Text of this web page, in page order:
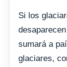
Si los
sumará a
glaciares,